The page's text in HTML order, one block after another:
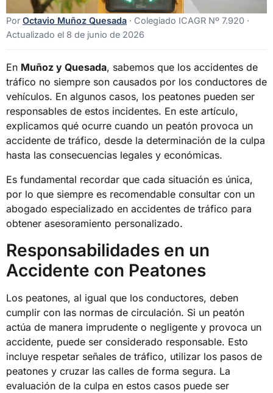
Por Octavio Muñoz Quesada · Colegiado ICAGR Nº 7.920 ·
Actualizado el 8 de junio de 2026
En Muñoz y Quesada, sabemos que los accidentes de
tráfico no siempre son causados por los conductores de
vehículos. En algunos casos, los peatones pueden ser
responsables de estos incidentes. En este artículo,
explicamos qué ocurre cuando un peatón provoca un
accidente de tráfico, desde la determinación de la culpa
hasta las consecuencias legales y económicas.
Es fundamental recordar que cada situación es única,
por lo que siempre es recomendable consultar con un
abogado especializado en accidentes de tráfico para
obtener asesoramiento personalizado.
Responsabilidades en un
Accidente con Peatones
Los peatones, al igual que los conductores, deben
cumplir con las normas de circulación. Si un peatón
actúa de manera imprudente o negligente y provoca un
accidente, puede ser considerado responsable. Esto
incluye respetar señales de tráfico, utilizar los pasos de
peatones y cruzar las calles de forma segura. La
evaluación de la culpa en estos casos puede ser